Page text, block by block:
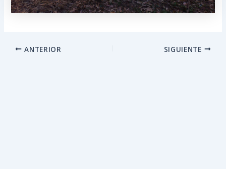
ANTERIOR SIGUIENTE